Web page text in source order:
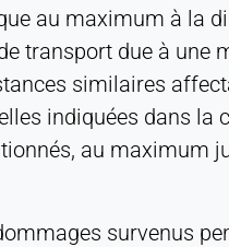
au maximum à la
transport due à une
similaires
indiquées dans la
au maximum
survenus